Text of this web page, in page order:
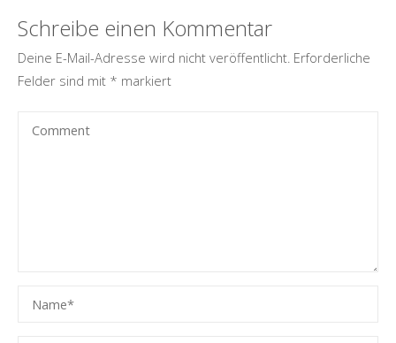
Schreibe einen Kommentar
Deine E-Mail-Adresse wird nicht veröffentlicht. Erforderliche
Felder sind mit * markiert